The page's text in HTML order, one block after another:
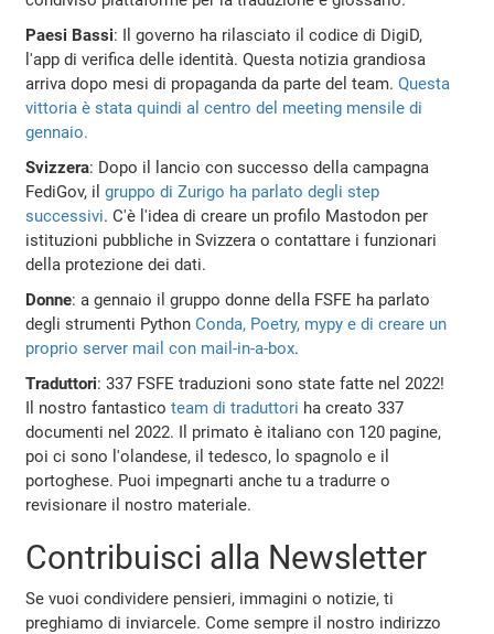
Paesi Bassi: Il governo ha rilasciato il codice di DigiD,
l'app di verifica delle identità. Questa notizia grandiosa
arriva dopo mesi di propaganda da parte del team.Questa
vittoria è stata quindi al centro del meeting mensile di
gennaio.
Svizzera: Dopo il lancio con successo della campagna
FediGov, il gruppo di Zurigo ha parlato degli step
successivi. C'è l'idea di creare un profilo Mastodon per
istituzioni pubbliche in Svizzera o contattare i funzionari
della protezione dei dati.
Donne: a gennaio il gruppo donne della FSFE ha parlato
degli strumenti PythonConda, Poetry, mypy e di creare un
proprio server mail con mail-in-a-box.
Traduttori: 337 FSFE traduzioni sono state fatte nel 2022!
Il nostro fantasticoteam di traduttori ha creato 337
documenti nel 2022. Il primato è italiano con 120 pagine,
poi ci sono l'olandese, il tedesco, lo spagnolo e il
portoghese. Puoi impegnarti anche tu a tradurre o
revisionare il nostro materiale.
Contribuisci alla Newsletter
Se vuoi condividere pensieri, immagini o notizie, ti
preghiamo di inviarcele. Come sempre il nostro indirizzo